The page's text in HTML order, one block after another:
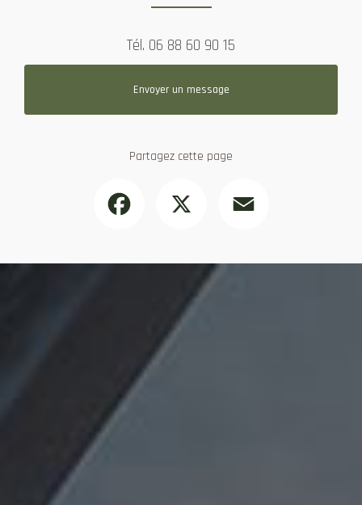
Tél. 06 88 60 90 15
Envoyer un message
Partagez cette page